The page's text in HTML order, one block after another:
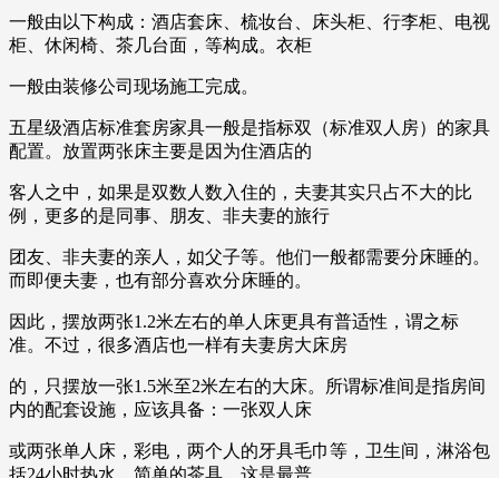
一般由以下构成：酒店套床、梳妆台、床头柜、行李柜、电视
柜、休闲椅、茶几台面，等构成。衣柜
一般由装修公司现场施工完成。
五星级酒店标准套房家具一般是指标双（标准双人房）的家具
配置。放置两张床主要是因为住酒店的
客人之中，如果是双数人数入住的，夫妻其实只占不大的比
例，更多的是同事、朋友、非夫妻的旅行
团友、非夫妻的亲人，如父子等。他们一般都需要分床睡的。
而即便夫妻，也有部分喜欢分床睡的。
因此，摆放两张1.2米左右的单人床更具有普适性，谓之标
准。不过，很多酒店也一样有夫妻房大床房
的，只摆放一张1.5米至2米左右的大床。所谓标准间是指房间
内的配套设施，应该具备：一张双人床
或两张单人床，彩电，两个人的牙具毛巾等，卫生间，淋浴包
括24小时热水，简单的茶具。这是最普